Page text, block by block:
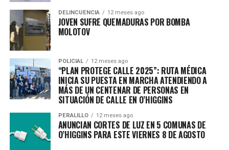
DELINCUENCIA 12 meses ago
JOVEN SUFRE QUEMADURAS POR BOMBA
MOLOTOV
POLICIAL 12 meses ago
“PLAN PROTEGE CALLE 2025”: RUTA MÉDICA
INICIA SU PUESTA EN MARCHA ATENDIENDO A
MÁS DE UN CENTENAR DE PERSONAS EN
SITUACIÓN DE CALLE EN O’HIGGINS
PERALILLO 12 meses ago
ANUNCIAN CORTES DE LUZ EN 5 COMUNAS DE
O’HIGGINS PARA ESTE VIERNES 8 DE AGOSTO